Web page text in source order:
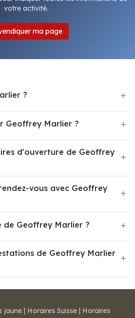
votre activité.
ma page
?
Geoffrey Marlier ?
d'ouverture de Geoffrey
vous avec Geoffrey
de Geoffrey Marlier ?
de Geoffrey Marlier
jaune | Horaires Suisse | Horaires